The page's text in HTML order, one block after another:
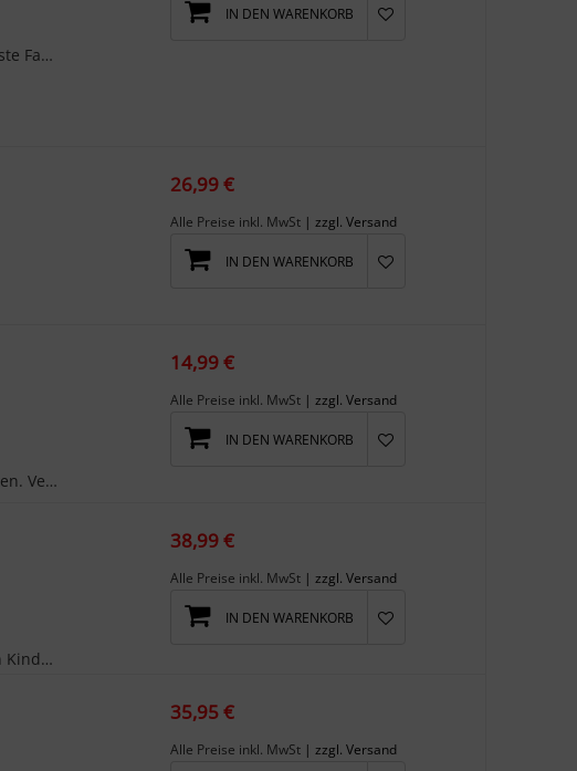
Der schnelle Spaß für alle und weltweit das beliebteste Familienkartenspiel. Ziel des Spiels ist ...
IN DEN WARENKORB
26,99 €
Alle Preise inkl. MwSt | zzgl. Versand
IN DEN WARENKORB
ACHTUNG! Nicht geeignet für Kinder unter 36 Monaten. Verschluckbare Kleinteile. Erstickungsgefahr.
14,99 €
Alle Preise inkl. MwSt | zzgl. Versand
IN DEN WARENKORB
ACHTUNG! Dieses Spiel enthält kleine Teile an denen Kinder ersticken können und ist ungeeignet fü...
38,99 €
Alle Preise inkl. MwSt | zzgl. Versand
IN DEN WARENKORB
35,95 €
Alle Preise inkl. MwSt | zzgl. Versand